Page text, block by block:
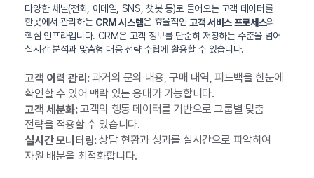
다양한 채널(전화, 이메일, SNS, 챗봇 등)로 들어오는 고객 데이터를
한곳에서 관리하는 CRM 시스템은 효율적인 고객 서비스 프로세스의
핵심 인프라입니다. CRM은 고객 정보를 단순히 저장하는 수준을 넘어
실시간 분석과 맞춤형 대응 전략 수립에 활용할 수 있습니다.
고객 이력 관리:과거의 문의 내용, 구매 내역, 피드백을 한눈에
확인할 수 있어 맥락 있는 응대가 가능합니다.
고객 세분화:고객의 행동 데이터를 기반으로 그룹별 맞춤
전략을 적용할 수 있습니다.
실시간 모니터링:상담 현황과 성과를 실시간으로 파악하여
자원 배분을 최적화합니다.